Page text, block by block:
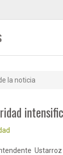
la noticia